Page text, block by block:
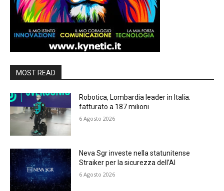
MOST READ
Robotica, Lombardia leader in Italia:
fatturato a 187 milioni
6 Agosto 2026
Neva Sgr investe nella statunitense
Straiker per la sicurezza dell’AI
6 Agosto 2026